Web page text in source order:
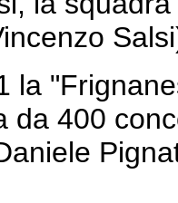
la
da 400